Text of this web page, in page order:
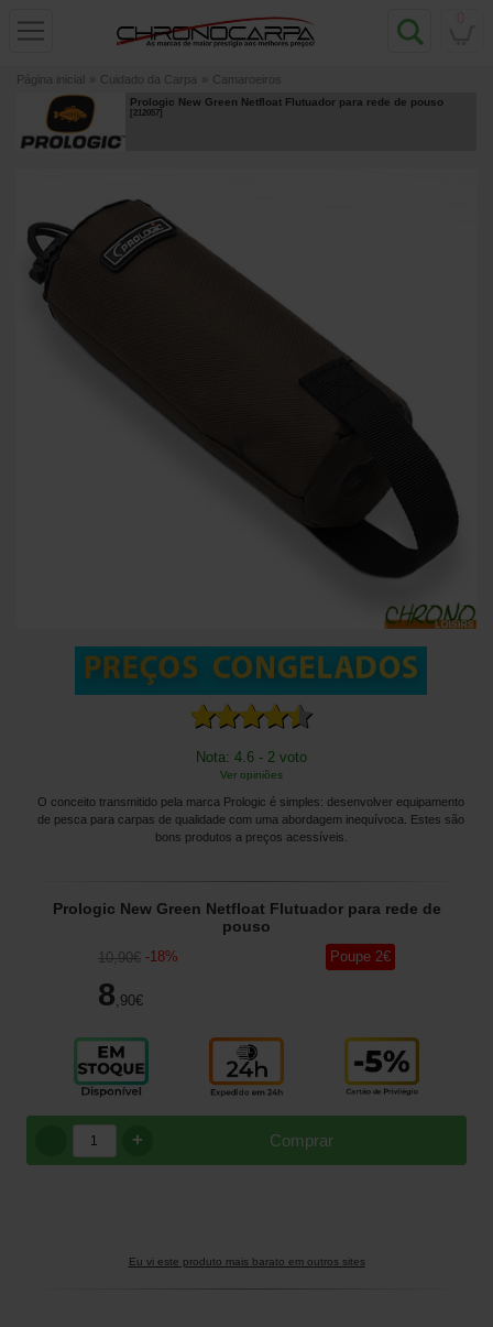
Página inicial » Cuidado da Carpa » Camaroeiros
Prologic New Green Netfloat Flutuador para rede de pouso
[212057]
Nota: 4.6 - 2 voto
Ver opiniões
O conceito transmitido pela marca Prologic é simples: desenvolver equipamento
de pesca para carpas de qualidade com uma abordagem inequívoca. Estes são
bons produtos a preços acessíveis.
Prologic New Green Netfloat Flutuador para rede de
pouso
10,90€ -18%
8 ,90€
Poupe 2€
Comprar
+
Eu vi este produto mais barato em outros sites